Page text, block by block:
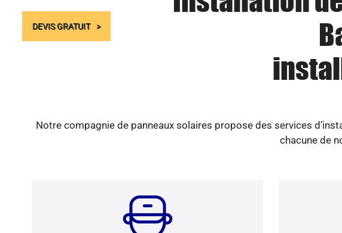
DEVIS GRATUIT
Notre compagnie de panneaux solaires propose des services
chacune de